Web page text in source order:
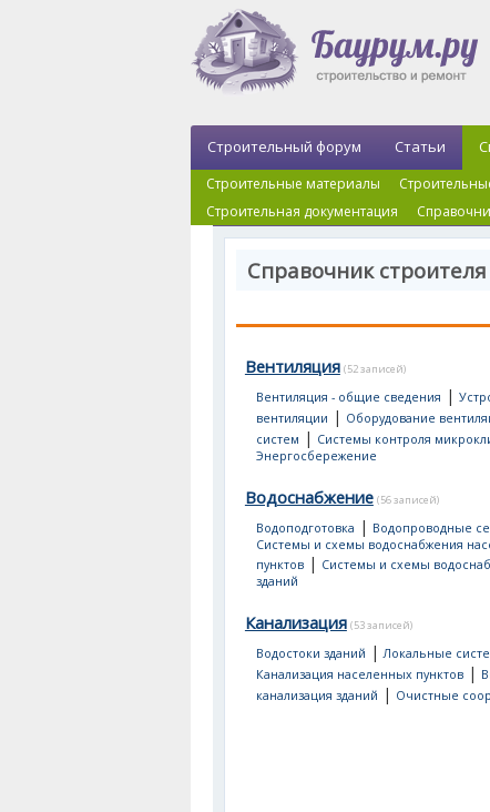
Строительный форум Статьи
Строительные материалы
Строительная документация
Справочник
Вентиляция (52 записей)
Вентиляция - общие сведения |
вентиляции | Оборудование
систем | Системы контроля
Энергосбережение
Водоснабжение (56 записей)
Водоподготовка | Водопроводные
Системы и схемы водоснабжения
пунктов| Системы и схемы
зданий
Канализация (53 записей)
Водостоки зданий |Локальные
Канализация населенных пунктов|
канализация зданий | Очистные